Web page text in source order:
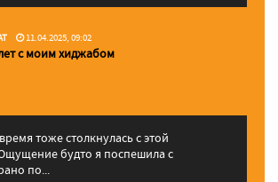
11.04.2025, 09:02
с моим хиджабом
тоже столкнулась с этой
будто я поспешила с
по...